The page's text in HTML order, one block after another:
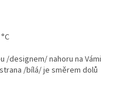
/designem/ nahoru na Vámi
/bílá/ je směrem dolů